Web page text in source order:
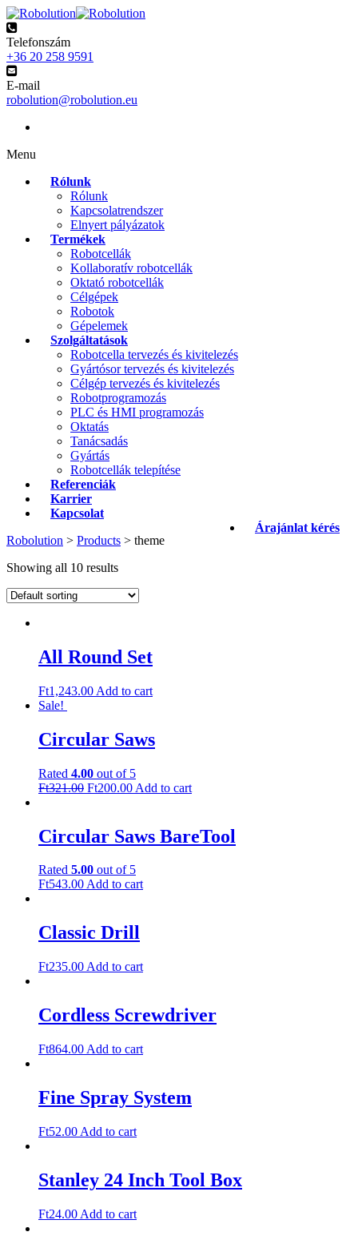
Telefonszám
+36 20 258 9591
E-mail
robolution@robolution.eu
Menu
Rólunk
Rólunk
Kapcsolatrendszer
Elnyert pályázatok
Termékek
Robotcellák
Kollaboratív robotcellák
Oktató robotcellák
Célgépek
Robotok
Gépelemek
Szolgáltatások
Robotcella tervezés és kivitelezés
Gyártósor tervezés és kivitelezés
Célgép tervezés és kivitelezés
Robotprogramozás
PLC és HMI programozás
Oktatás
Tanácsadás
Gyártás
Robotcellák telepítése
Referenciák
Karrier
Kapcsolat
Árajánlat kérés
Robolution > Products > theme
Showing all 10 results
All Round Set
Ft1,243.00 Add to cart
Sale!
Circular Saws
Rated 4.00 out of 5
Ft321.00 Original
Ft321.00.
Ft200.00Current
Ft200.00.
Add to cart
Circular Saws BareTool
Rated 5.00 out of 5
Ft543.00Add to cart
Classic Drill
Ft235.00 Add to cart
Cordless Screwdriver
Ft864.00 Add to cart
Fine Spray System
Ft52.00 Add to cart
Stanley 24 Inch Tool Box
Ft24.00 Add to cart